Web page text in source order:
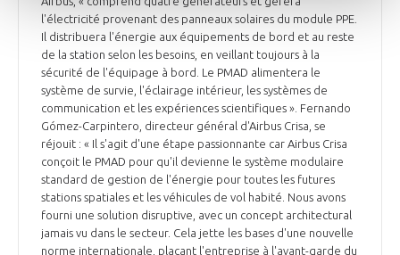
l'électricité provenant des panneaux solaires du module PPE.
Il distribuera l'énergie aux équipements de bord et au reste
de la station selon les besoins, en veillant toujours à la
sécurité de l'équipage à bord. Le PMAD alimentera le
système de survie, l'éclairage intérieur, les systèmes de
communication et les expériences scientifiques ». Fernando
Gómez-Carpintero, directeur général d'Airbus Crisa, se
réjouit : « Il s'agit d'une étape passionnante car Airbus Crisa
conçoit le PMAD pour qu'il devienne le système modulaire
standard de gestion de l'énergie pour toutes les futures
stations spatiales et les véhicules de vol habité. Nous avons
fourni une solution disruptive, avec un concept architectural
jamais vu dans le secteur. Cela jette les bases d'une nouvelle
norme internationale, plaçant l'entreprise à l'avant-garde du